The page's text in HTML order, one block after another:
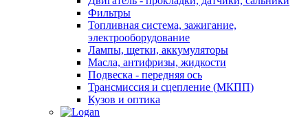
Фильтры
Топливная система, зажигание,
электрооборудование
Лампы, щетки, аккумуляторы
Масла, антифризы, жидкости
Подвеска - передняя ось
Трансмиссия и сцепление (МКПП)
Кузов и оптика